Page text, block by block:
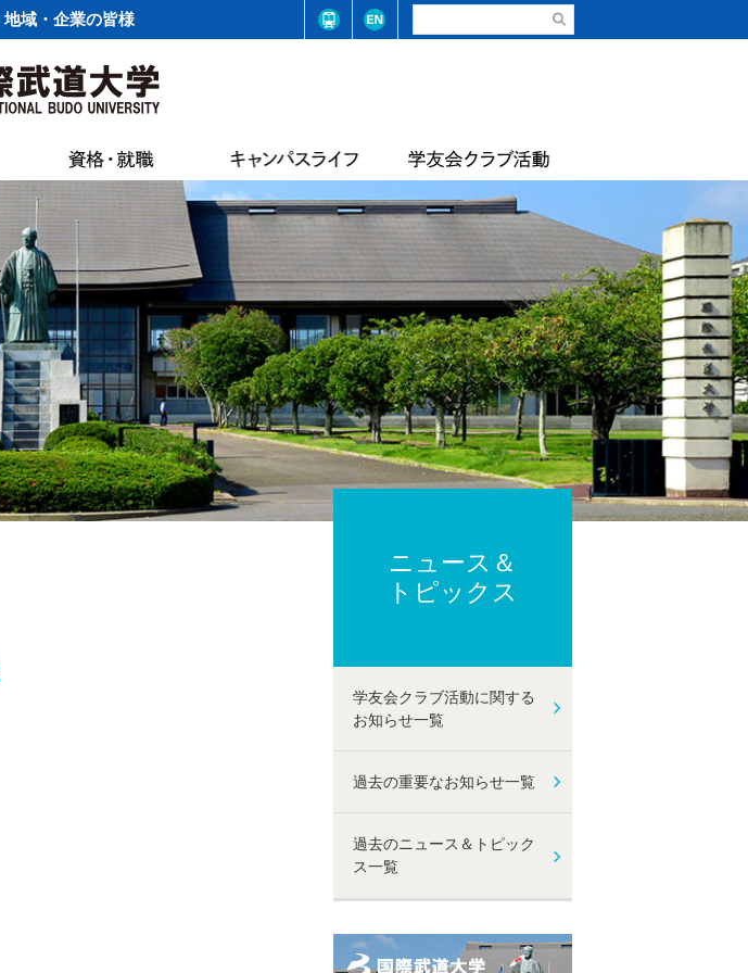
地域・企業の皆様
国際武道大学学則
国際武道大学大学院学則
大学の活動
設置認可・届出等
ガバナンス・コード
中期計画
自己点検・評価報告
大学行事
教員数・学生数・卒業/修了生数
大学組織
財務情報
教育研究活動等の状況
公約研究費の不正防止への取り組み
プライバシーポリシー
ハラスメント及び性暴力等防止に関する取り組み
健康管理・学生相談
学生食堂・売店
学生アパート情報
後援会
アルバイト情報
IBUキャンパスライフアンケート
各種規則
剣道部
サッカー部
バスケットボール部
バドミントン部
テニス・ソフトテニス部
ダンス部
陸上競技部
バーベル部
レスリング部
ソフトボール部
ライフセービング部
サーフィン部
トレーナーチーム
冬季競技準クラブ
軟式野球準クラブ
軽音楽同好会
トライアスロン同好会
フットサル同好会
サッカー同好会
ビーチバレー同好会
華道部
書道部
フランス文化部
大学祭実行委員会
ニュース＆
トピックス
学友会クラブ活動に関する
お知らせ一覧
過去の重要なお知らせ一覧
過去のニュース＆トピック
ス一覧